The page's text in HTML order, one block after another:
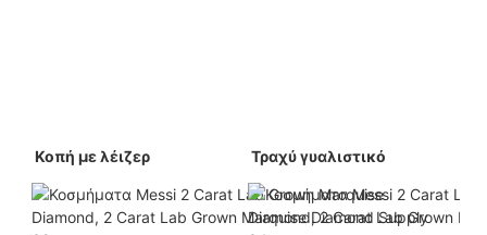
Κοπή με λέιζερ Τραχύ γυαλιστικό